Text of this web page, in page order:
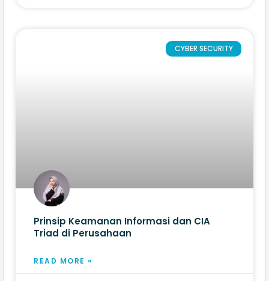
CYBER SECURITY
Prinsip Keamanan Informasi dan CIA
Triad di Perusahaan
READ MORE »